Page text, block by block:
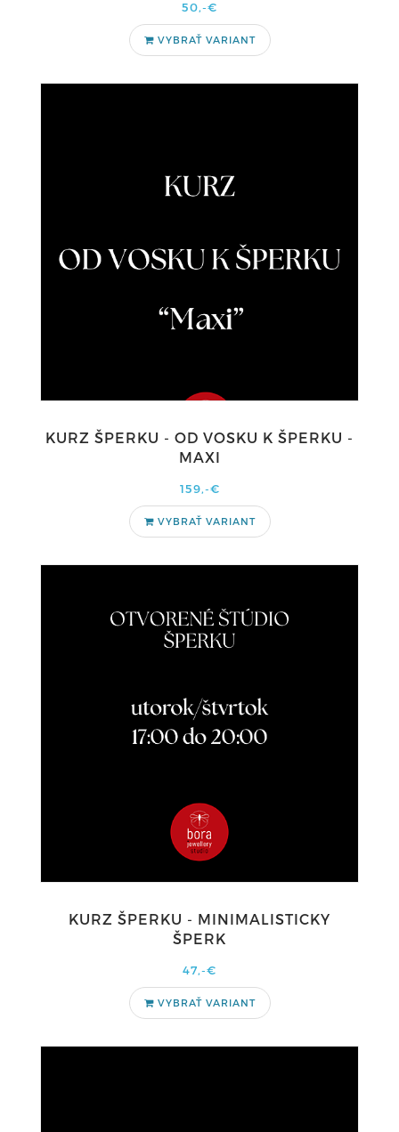
50,-€
VYBRAŤ VARIANT
KURZ ŠPERKU - OD VOSKU K ŠPERKU -
MAXI
159,-€
VYBRAŤ VARIANT
KURZ ŠPERKU - MINIMALISTICKY
ŠPERK
47,-€
VYBRAŤ VARIANT